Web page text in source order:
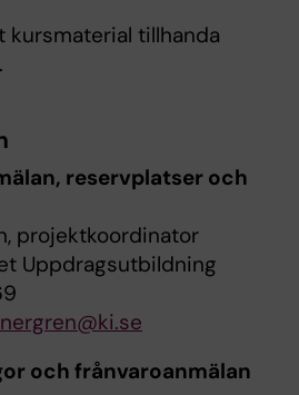
kursmaterial tillhanda
reservplatser och
projektkoordinator
Uppdragsutbildning
och frånvaroanmälan